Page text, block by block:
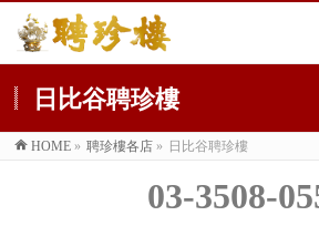
日比谷聘珍樓
HOME » 聘珍樓各店 » 日比谷聘珍樓
03-3508-